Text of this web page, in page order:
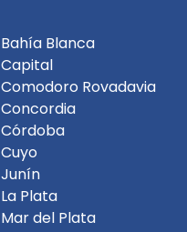
Bahía Blanca
Capital
Comodoro Rovadavia
Concordia
Córdoba
Cuyo
Junín
La Plata
Mar del Plata